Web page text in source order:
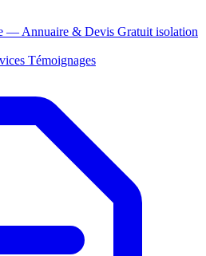
— Annuaire & Devis Gratuit isolation
Témoignages